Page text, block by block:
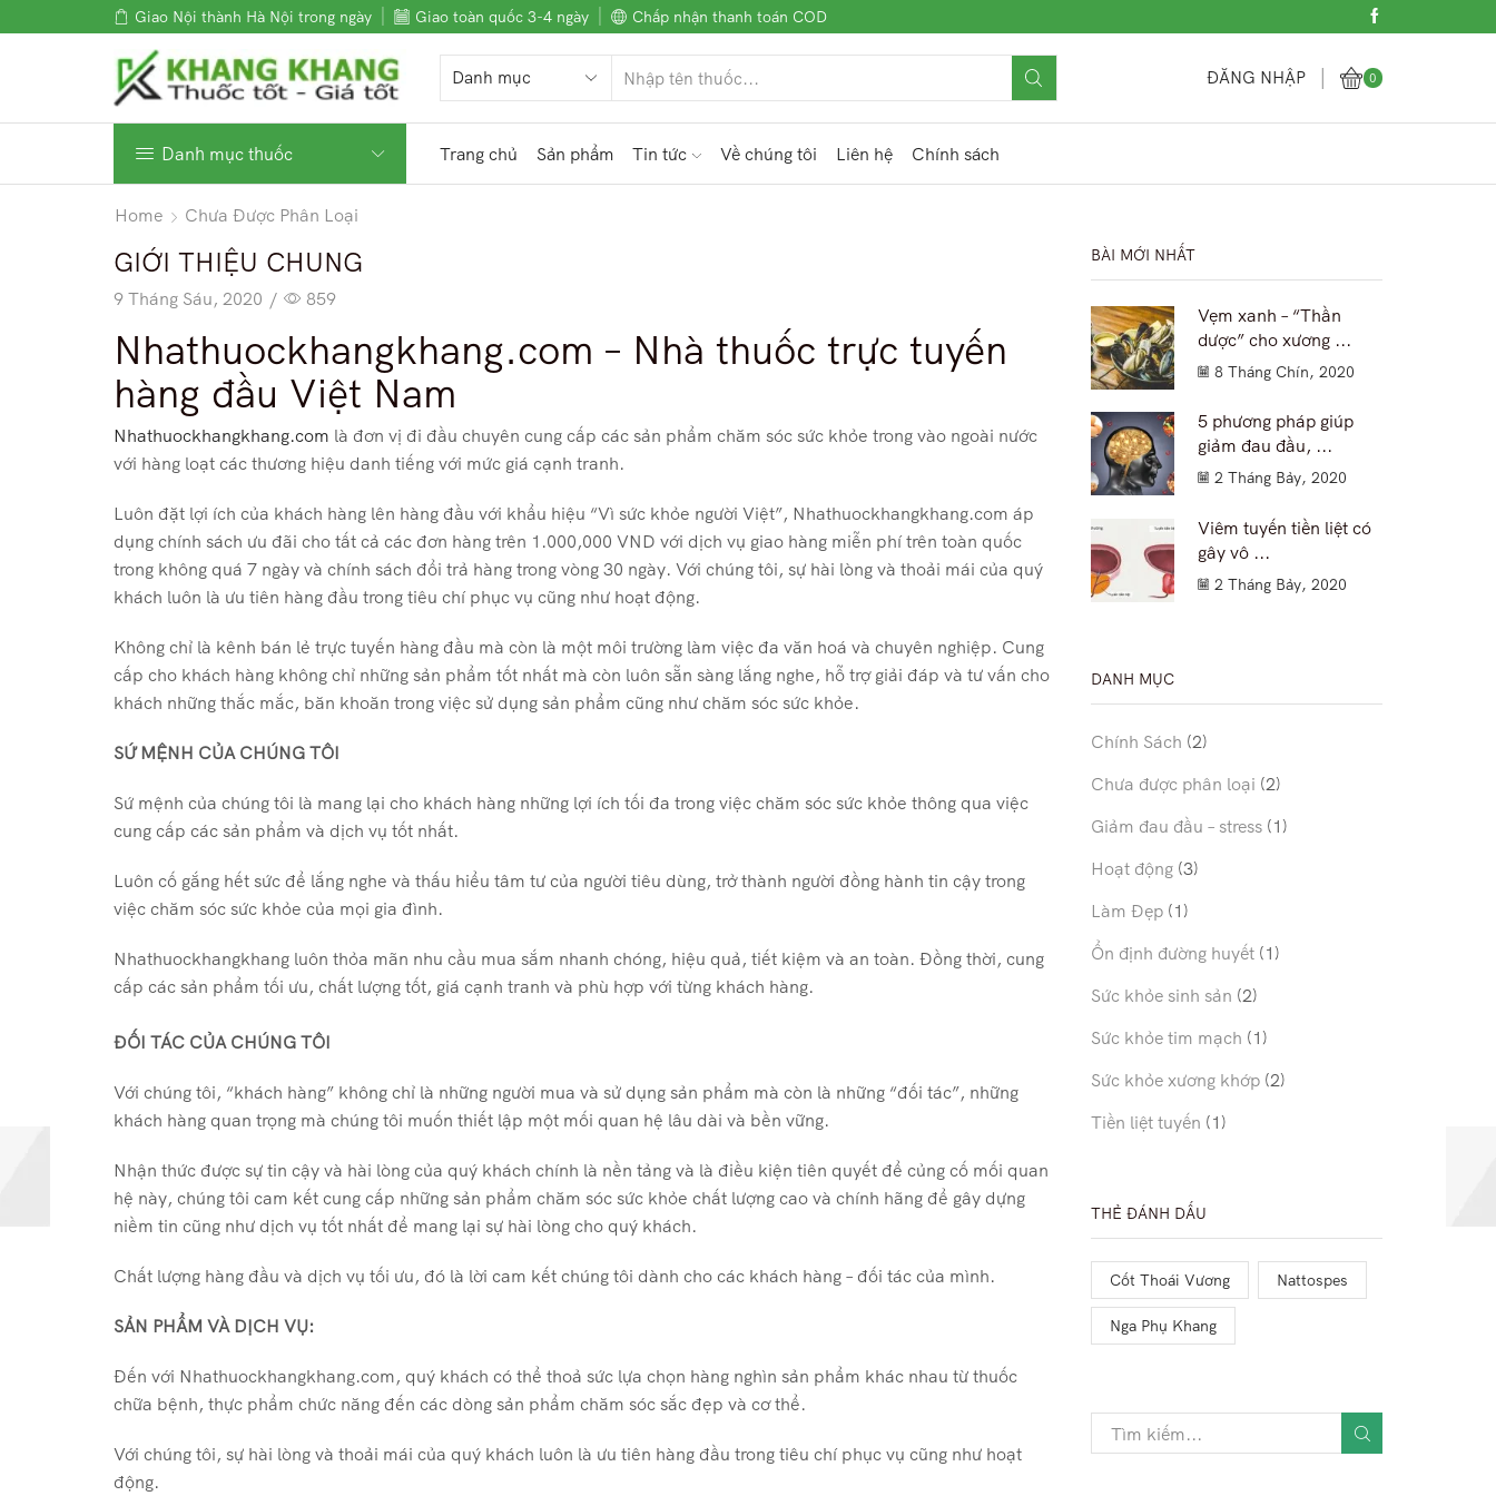
Giao Nội thành Hà Nội trong ngày Giao toàn quốc 3-4 ngày Chấp nhận thanh toán COD
ĐĂNG NHẬP 0
Danh mục thuốc Trang chủ Sản phẩm Tin tức Về chúng tôi Liên hệ Chính sách
Home Chưa Được Phân Loại
GIỚI THIỆU CHUNG
9 Tháng Sáu, 2020 / 859
Nhathuockhangkhang.com – Nhà thuốc trực tuyến
hàng đầu Việt Nam
Nhathuockhangkhang.com là đơn vị đi đầu chuyên cung cấp các sản phẩm chăm sóc sức khỏe trong vào ngoài nước
với hàng loạt các thương hiệu danh tiếng với mức giá cạnh tranh.
Luôn đặt lợi ích của khách hàng lên hàng đầu với khẩu hiệu “Vì sức khỏe người Việt”, Nhathuockhangkhang.com áp
dụng chính sách ưu đãi cho tất cả các đơn hàng trên 1.000,000 VND với dịch vụ giao hàng miễn phí trên toàn quốc
trong không quá 7 ngày và chính sách đổi trả hàng trong vòng 30 ngày. Với chúng tôi, sự hài lòng và thoải mái của quý
khách luôn là ưu tiên hàng đầu trong tiêu chí phục vụ cũng như hoạt động.
Không chỉ là kênh bán lẻ trực tuyến hàng đầu mà còn là một môi trường làm việc đa văn hoá và chuyên nghiệp. Cung
cấp cho khách hàng không chỉ những sản phẩm tốt nhất mà còn luôn sẵn sàng lắng nghe, hỗ trợ giải đáp và tư vấn cho
khách những thắc mắc, băn khoăn trong việc sử dụng sản phẩm cũng như chăm sóc sức khỏe.
SỨ MỆNH CỦA CHÚNG TÔI
Sứ mệnh của chúng tôi là mang lại cho khách hàng những lợi ích tối đa trong việc chăm sóc sức khỏe thông qua việc
cung cấp các sản phẩm và dịch vụ tốt nhất.
Luôn cố gắng hết sức để lắng nghe và thấu hiểu tâm tư của người tiêu dùng, trở thành người đồng hành tin cậy trong
việc chăm sóc sức khỏe của mọi gia đình.
Nhathuockhangkhang luôn thỏa mãn nhu cầu mua sắm nhanh chóng, hiệu quả, tiết kiệm và an toàn. Đồng thời, cung
cấp các sản phẩm tối ưu, chất lượng tốt, giá cạnh tranh và phù hợp với từng khách hàng.
ĐỐI TÁC CỦA CHÚNG TÔI
Với chúng tôi, “khách hàng” không chỉ là những người mua và sử dụng sản phẩm mà còn là những “đối tác”, những
khách hàng quan trọng mà chúng tôi muốn thiết lập một mối quan hệ lâu dài và bền vững.
Nhận thức được sự tin cậy và hài lòng của quý khách chính là nền tảng và là điều kiện tiên quyết để củng cố mối quan
hệ này, chúng tôi cam kết cung cấp những sản phẩm chăm sóc sức khỏe chất lượng cao và chính hãng để gây dựng
niềm tin cũng như dịch vụ tốt nhất để mang lại sự hài lòng cho quý khách.
Chất lượng hàng đầu và dịch vụ tối ưu, đó là lời cam kết chúng tôi dành cho các khách hàng – đối tác của mình.
SẢN PHẨM VÀ DỊCH VỤ:
Đến với Nhathuockhangkhang.com, quý khách có thể thoả sức lựa chọn hàng nghìn sản phẩm khác nhau từ thuốc
chữa bệnh, thực phẩm chức năng đến các dòng sản phẩm chăm sóc sắc đẹp và cơ thể.
Với chúng tôi, sự hài lòng và thoải mái của quý khách luôn là ưu tiên hàng đầu trong tiêu chí phục vụ cũng như hoạt
động.
BÀI MỚI NHẤT
Vẹm xanh – “Thần
dược” cho xương ...
8 Tháng Chín, 2020
5 phương pháp giúp
giảm đau đầu, ...
2 Tháng Bảy, 2020
Viêm tuyến tiền liệt có
gây vô ...
2 Tháng Bảy, 2020
DANH MỤC
Chính Sách (2)
Chưa được phân loại (2)
Giảm đau đầu – stress(1)
Hoạt động(3)
Làm Đẹp(1)
Ổn định đường huyết(1)
Sức khỏe sinh sản (2)
Sức khỏe tim mạch (1)
Sức khỏe xương khớp(2)
Tiền liệt tuyến (1)
THẺ ĐÁNH DẤU
Cốt Thoái Vương Nattospes
Nga Phụ Khang